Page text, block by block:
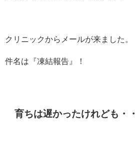
クリニックからメールが来ました。
件名は『凍結報告』！
育ちは遅かったけれども・・